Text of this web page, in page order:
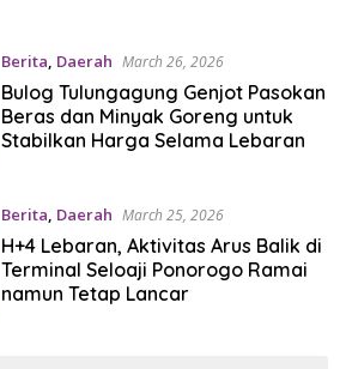
Berita, Daerah March 26, 2026
Bulog Tulungagung Genjot Pasokan
Beras dan Minyak Goreng untuk
Stabilkan Harga Selama Lebaran
Berita, Daerah March 25, 2026
H+4 Lebaran, Aktivitas Arus Balik di
Terminal Seloaji Ponorogo Ramai
namun Tetap Lancar